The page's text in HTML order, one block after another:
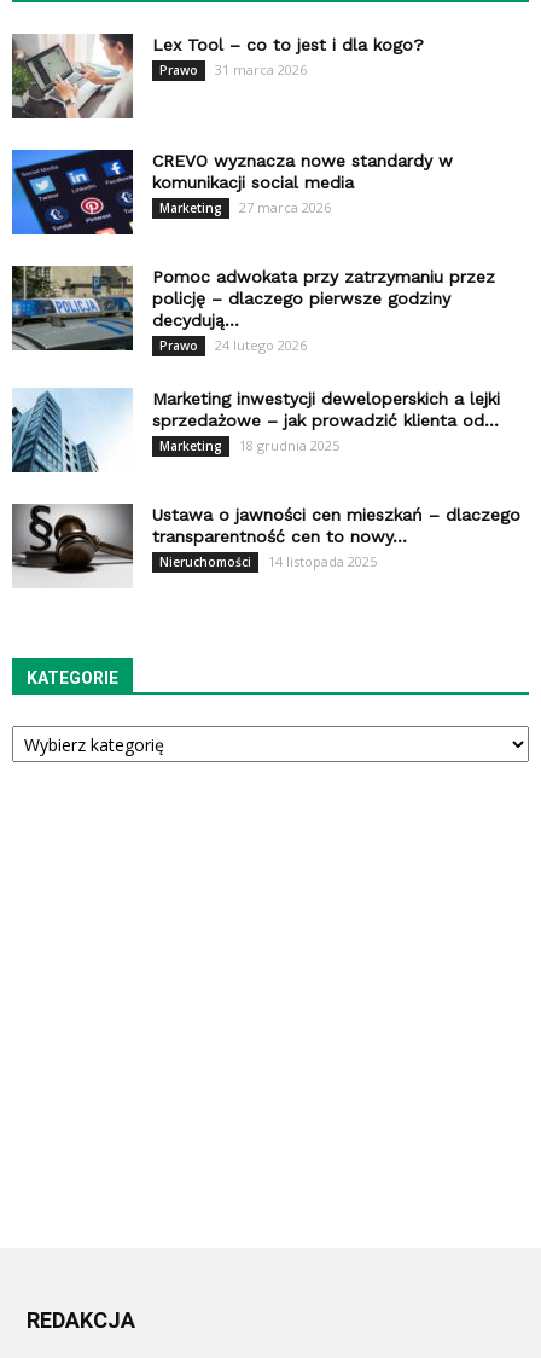
Lex Tool – co to jest i dla kogo?
Prawo 31 marca 2026
CREVO wyznacza nowe standardy w
komunikacji social media
Marketing 27 marca 2026
Pomoc adwokata przy zatrzymaniu przez
policję – dlaczego pierwsze godziny
decydują...
Prawo 24 lutego 2026
Marketing inwestycji deweloperskich a lejki
sprzedażowe – jak prowadzić klienta od...
Marketing 18 grudnia 2025
Ustawa o jawności cen mieszkań – dlaczego
transparentność cen to nowy...
Nieruchomości 14 listopada 2025
KATEGORIE
Kategorie
REDAKCJA